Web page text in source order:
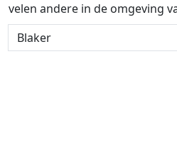
velen andere in de omgeving